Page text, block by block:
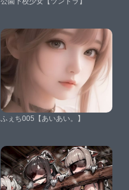
ふぇち005【あいあい。】